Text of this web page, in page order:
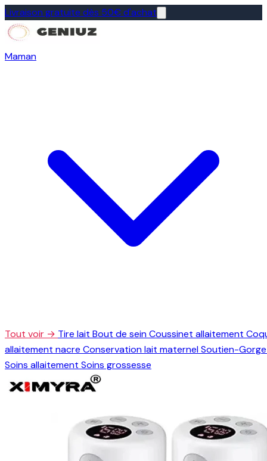
Livraison gratuite dès 50€ d'achat
Maman
Tout voir → Tire lait Bout de seinCoussinet allaitement
allaitement nacre Conservation lait maternelSoutien-
Soins allaitement Soins grossesse